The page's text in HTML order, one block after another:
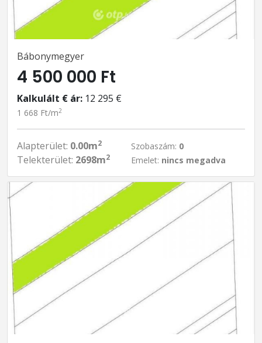
Bábonymegyer
4 500 000 Ft
Kalkulált € ár: 12 295 €
1 668 Ft/m2
Alapterület: 0.00m2
Telekterület: 2698m2
Szobaszám: 0
Emelet: nincs megadva